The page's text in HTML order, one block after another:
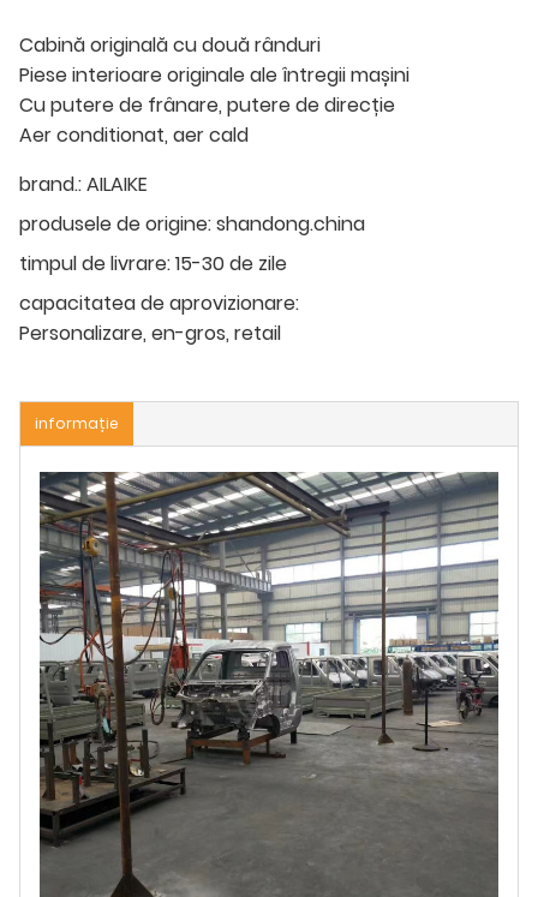
Cabină originală cu două rânduri
Piese interioare originale ale întregii mașini
Cu putere de frânare, putere de direcție
Aer conditionat, aer cald
brand.:AILAIKE
produsele de origine:shandong.china
timpul de livrare:15-30 de zile
capacitatea de aprovizionare:
Personalizare, en-gros, retail
informație